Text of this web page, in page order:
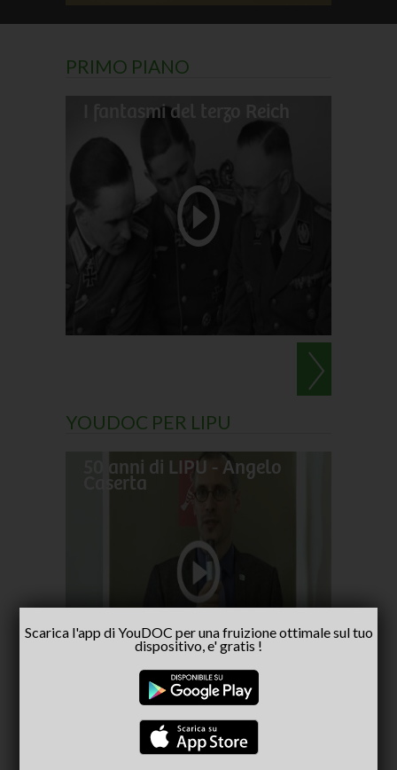
PRIMO PIANO
I fantasmi del terzo Reich
YOUDOC PER LIPU
50 anni di LIPU - Angelo
Caserta
Capria
Scarica l'app di YouDOC per una fruizione ottimale sul tuo
dispositivo, e' gratis !